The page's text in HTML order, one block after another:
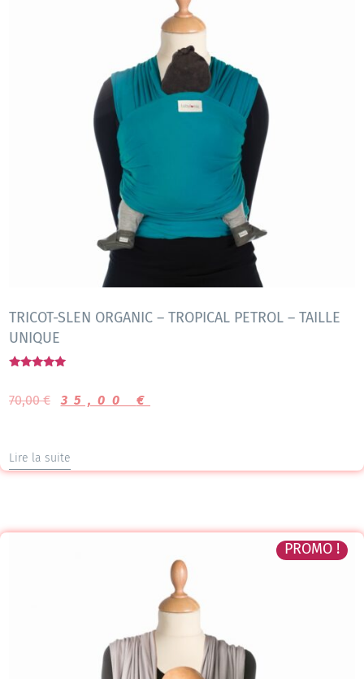
TRICOT-SLEN ORGANIC – TROPICAL PETROL – TAILLE
UNIQUE
sur 5
70,00€ 35,00 €
Lire la suite
PROMO !